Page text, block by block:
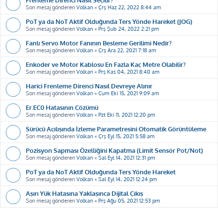
Son mesaj gönderen Volkan « Çrş Haz 22, 2022 8:44 am
PoT ya da NoT Aktif Olduğunda Ters Yönde Hareket (JOG)
Son mesaj gönderen Volkan « Prş Şub 24, 2022 2:21 pm
Fanlı Servo Motor Fanının Besleme Gerilimi Nedir?
Son mesaj gönderen Volkan « Çrş Ara 22, 2021 7:18 am
Enkoder ve Motor Kablosu En Fazla Kaç Metre Olabilir?
Son mesaj gönderen Volkan « Prş Kas 04, 2021 8:40 am
Harici Frenleme Direnci Nasıl Devreye Alınır
Son mesaj gönderen Volkan « Cum Eki 15, 2021 9:09 am
Er.EC0 Hatasının Çözümü
Son mesaj gönderen Volkan « Pzt Eki 11, 2021 12:20 pm
Sürücü Açılışında İzleme Parametresini Otomatik Görüntüleme
Son mesaj gönderen Volkan « Çrş Eyl 15, 2021 5:58 am
Pozisyon Sapması Özelliğini Kapatma (Limit Sensör Pot/Not)
Son mesaj gönderen Volkan « Sal Eyl 14, 2021 12:31 pm
PoT ya da NoT Aktif Olduğunda Ters Yönde Hareket
Son mesaj gönderen Volkan « Sal Eyl 14, 2021 12:24 pm
Aşırı Yük Hatasına Yaklaşınca Dijital Çıkış
Son mesaj gönderen Volkan « Prş Ağu 05, 2021 12:53 pm